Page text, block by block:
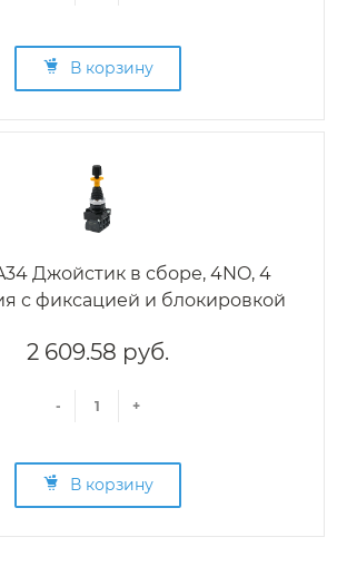
В корзину
Джойстик в сборе, 4NO, 4
с фиксацией и блокировкой
2 609.58 руб.
- +
В корзину